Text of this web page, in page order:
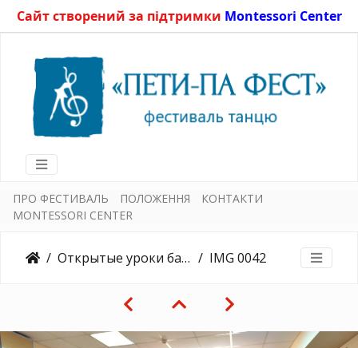
Сайт створений за підтримки Montessori Center
ПРО ФЕСТИВАЛЬ ПОЛОЖЕННЯ
КОНТАКТИ
MONTESSORI CENTER
Открытые уроки балета15.05.2015 IMG 0042